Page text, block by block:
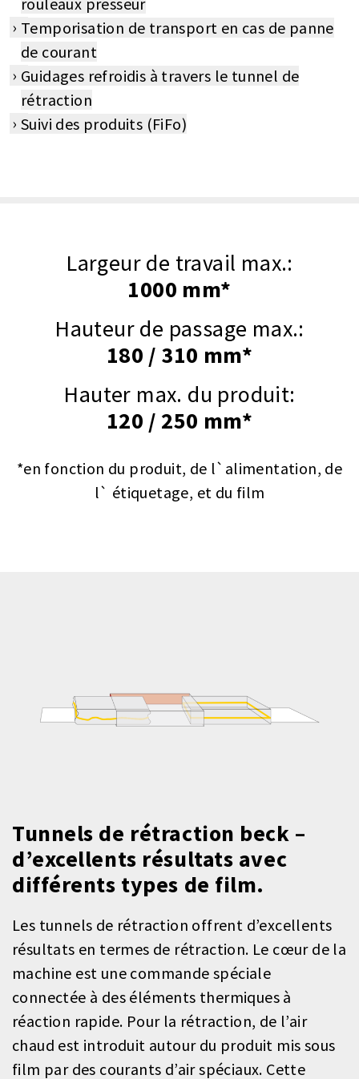
Temporisation de transport en cas de panne
de courant
Guidages refroidis à travers le tunnel de
rétraction
Suivi des produits (FiFo)
Largeur de travail max.:
1000 mm*
Hauteur de passage max.:
180 / 310 mm*
Hauter max. du produit:
120 / 250 mm*
*en fonction du produit, de l`alimentation, de
l` étiquetage, et du film
Tunnels de rétraction beck –
d’excellents résultats avec
différents types de film.
Les tunnels de rétraction offrent d’excellents
résultats en termes de rétraction. Le cœur de la
machine est une commande spéciale
connectée à des éléments thermiques à
réaction rapide. Pour la rétraction, de l’air
chaud est introduit autour du produit mis sous
film par des courants d’air spéciaux. Cette